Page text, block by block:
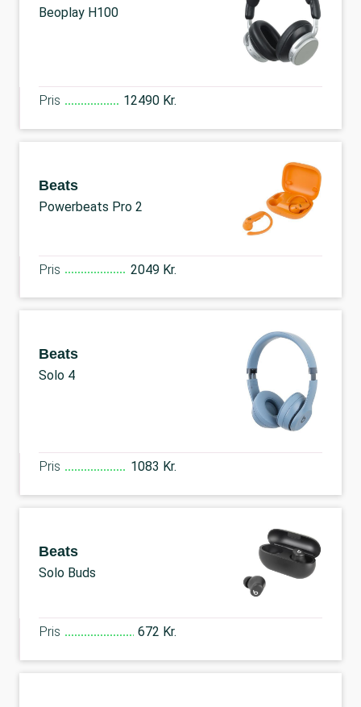
Beoplay H100
Pris 12490 Kr.
Beats
Powerbeats Pro 2
Pris 2049 Kr.
Beats
Solo 4
Pris 1083 Kr.
Beats
Solo Buds
Pris 672 Kr.